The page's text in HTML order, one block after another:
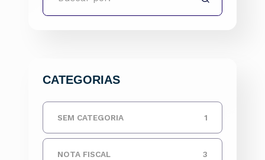
CATEGORIAS
SEM CATEGORIA 1
NOTA FISCAL 3